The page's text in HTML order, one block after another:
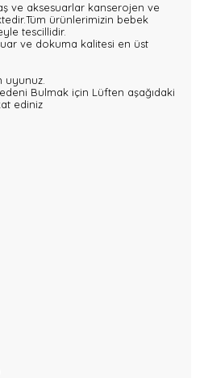
ve aksesuarlar kanserojen ve
ürünlerimizin bebek
tescillidir.
ve dokuma kalitesi en üst
uyunuz.
Bulmak için Lüften aşağıdaki
ediniz